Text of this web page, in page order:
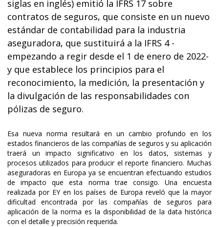
siglas en inglés) emitió la IFRS 17 sobre
contratos de seguros, que consiste en un nuevo
estándar de contabilidad para la industria
aseguradora, que sustituirá a la IFRS 4 -
empezando a regir desde el 1 de enero de 2022-
y que establece los principios para el
reconocimiento, la medición, la presentación y
la divulgación de las responsabilidades con
pólizas de seguro.
Esa nueva norma resultará en un cambio profundo en los
estados financieros de las compañías de seguros y su aplicación
traerá un impacto significativo en los datos, sistemas y
procesos utilizados para producir el reporte financiero. Muchas
aseguradoras en Europa ya se encuentran efectuando estudios
de impacto que esta norma trae consigo. Una encuesta
realizada por EY en los países de Europa reveló que la mayor
dificultad encontrada por las compañías de seguros para
aplicación de la norma es la disponibilidad de la data histórica
con el detalle y precisión requerida.